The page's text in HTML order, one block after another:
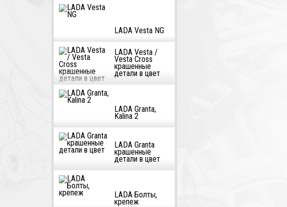
LADA Vesta NG
LADA Vesta /
Vesta Cross
крашенные
детали в цвет
LADA Granta,
Kalina 2
LADA Granta
крашенные
детали в цвет
LADA Болты,
крепеж